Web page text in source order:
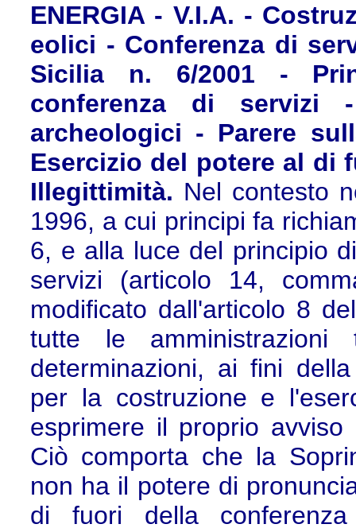
ENERGIA - V.I.A. -
eolici - Conferenza di
Sicilia n. 6/2001 -
conferenza di servizi
archeologici - Parere
Esercizio del potere al di
Illegittimità. Nel contesto
1996, a cui principi fa
6, e alla luce del principio
servizi (articolo 14,
modificato dall'articolo 8
tutte le
determinazioni, ai fini
per la costruzione e
esprimere il proprio
Ciò comporta che la
non ha il potere di
di fuori della